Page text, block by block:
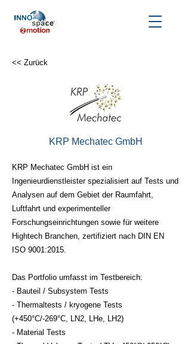
<< Zurück
KRP Mechatec GmbH
KRP Mechatec GmbH ist ein
Ingenieurdienstleister spezialisiert auf Tests und
Analysen auf dem Gebiet der Raumfahrt,
Luftfahrt und experimenteller
Forschungseinrichtungen sowie für weitere
Hightech Branchen, zertifiziert nach DIN EN
ISO 9001:2015.
Das Portfolio umfasst im Testbereich:
- Bauteil / Subsystem Tests
- Thermaltests / kryogene Tests
(+450°C/-269°C, LN2, LHe, LH2)
- Material Tests